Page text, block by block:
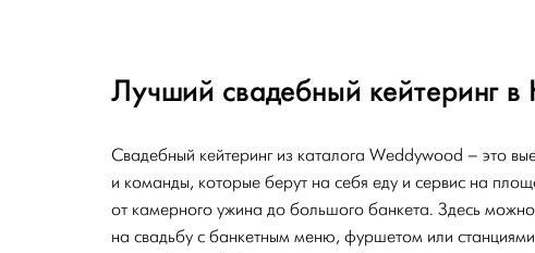
Лучший свадебный кейтеринг в
Свадебный кейтеринг из каталога Weddywood – это
и команды, которые берут на себя еду и сервис на
от камерного ужина до большого банкета. Здесь
на свадьбу с банкетным меню, фуршетом или